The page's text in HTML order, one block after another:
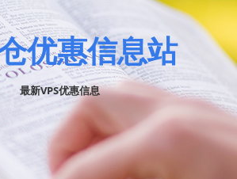
优惠信息站
最新VPS优惠信息